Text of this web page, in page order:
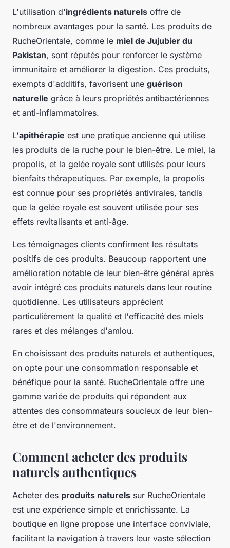
L'utilisation d'ingrédients naturels offre de
nombreux avantages pour la santé. Les produits de
RucheOrientale, comme le miel de Jujubier du
Pakistan, sont réputés pour renforcer le système
immunitaire et améliorer la digestion. Ces produits,
exempts d'additifs, favorisent une guérison
naturelle grâce à leurs propriétés antibactériennes
et anti-inflammatoires.
L'apithérapie est une pratique ancienne qui utilise
les produits de la ruche pour le bien-être. Le miel, la
propolis, et la gelée royale sont utilisés pour leurs
bienfaits thérapeutiques. Par exemple, la propolis
est connue pour ses propriétés antivirales, tandis
que la gelée royale est souvent utilisée pour ses
effets revitalisants et anti-âge.
Les témoignages clients confirment les résultats
positifs de ces produits. Beaucoup rapportent une
amélioration notable de leur bien-être général après
avoir intégré ces produits naturels dans leur routine
quotidienne. Les utilisateurs apprécient
particulièrement la qualité et l'efficacité des miels
rares et des mélanges d'amlou.
En choisissant des produits naturels et authentiques,
on opte pour une consommation responsable et
bénéfique pour la santé. RucheOrientale offre une
gamme variée de produits qui répondent aux
attentes des consommateurs soucieux de leur bien-
être et de l'environnement.
Comment acheter des produits
naturels authentiques
Acheter des produits naturels sur RucheOrientale
est une expérience simple et enrichissante. La
boutique en ligne propose une interface conviviale,
facilitant la navigation à travers leur vaste sélection